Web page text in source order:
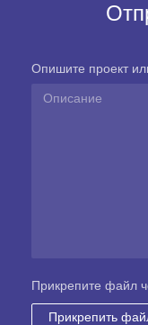
Опишите проект
Прикрепите файл
Прикрепить